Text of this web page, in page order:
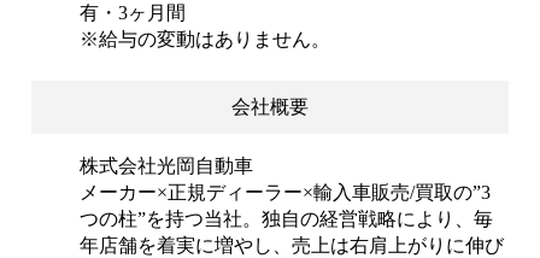
有・3ヶ月間
※給与の変動はありません。
会社概要
株式会社光岡自動車
メーカー×正規ディーラー×輸入車販売/買取の”3
つの柱”を持つ当社。独自の経営戦略により、毎
年店舗を着実に増やし、売上は右肩上がりに伸び